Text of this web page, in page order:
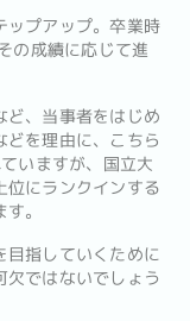
ップアップ。卒業時
の成績に応じて進
ど、当事者をはじめ
を理由に、こちら
いますが、国立大
にランクインする
。
指していくために
ではないでしょう